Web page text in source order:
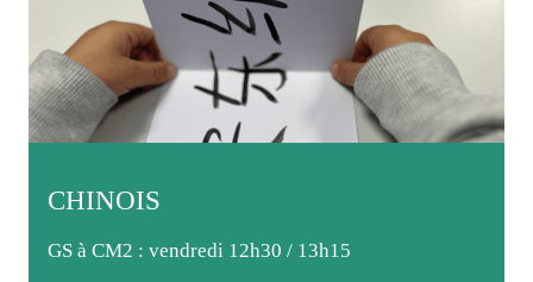
CHINOIS
GS à CM2 : vendredi 12h30 / 13h15